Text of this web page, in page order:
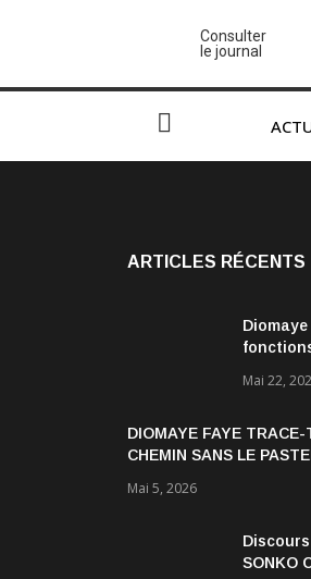
Consulter
le journal
ARTICLES RÉCENTS
Sonko et
Mai 22,
DIOMAYE FAYE TRACE-
CHEMIN SANS LE
Mai 5, 2026
SONKO